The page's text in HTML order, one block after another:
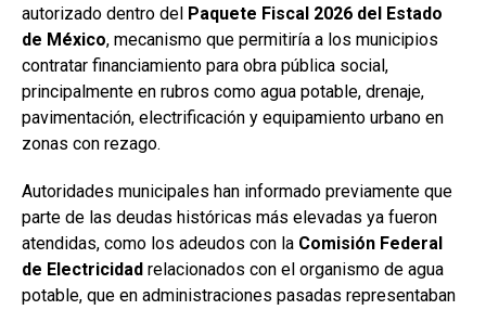
autorizado dentro del Paquete Fiscal 2026 del Estado
de México, mecanismo que permitiría a los municipios
contratar financiamiento para obra pública social,
principalmente en rubros como agua potable, drenaje,
pavimentación, electrificación y equipamiento urbano en
zonas con rezago.
Autoridades municipales han informado previamente que
parte de las deudas históricas más elevadas ya fueron
atendidas, como los adeudos con la Comisión Federal
de Electricidad relacionados con el organismo de agua
potable, que en administraciones pasadas representaban